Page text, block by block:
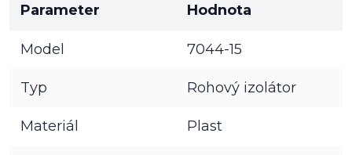
Parameter Hodnota
Model 7044-15
Typ Rohový izolátor
Materiál Plast